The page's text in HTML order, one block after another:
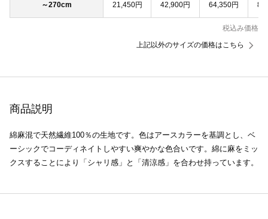
～270cm 21,450円 42,900円 64,350円
税込み価格
上記以外のサイズの価格はこちら
商品説明
綿麻混で天然繊維100％の生地です。色はアースカラーを基調とし、ベ
ーシックでコーディネイトしやすい爽やかな色合いです。綿に麻をミッ
クスすることにより「シャリ感」と「清涼感」を合わせ持っています。